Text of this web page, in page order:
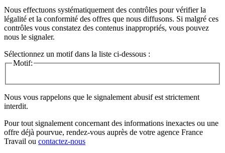
Nous effectuons systématiquement des contrôles pour vérifier la
légalité et la conformité des offres que nous diffusons. Si malgré ces
contrôles vous constatez des contenus inappropriés, vous pouvez
nous le signaler.
Sélectionnez un motif dans la liste ci-dessous :
Motif:
Nous vous rappelons que le signalement abusif est strictement
interdit.
Pour tout signalement concernant des informations inexactes ou une
offre déjà pourvue, rendez-vous auprès de votre agence France
Travail ou contactez-nous